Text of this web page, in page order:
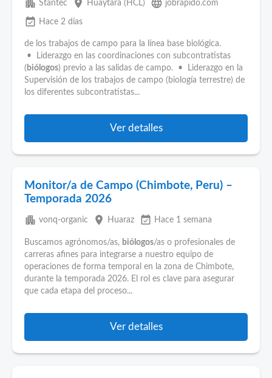
apartment Stantec place Huaytará (HCL) language jobrapido.com
event_available Hace 2 días
de los trabajos de campo para la línea base biológica.
• Liderazgo en las coordinaciones con subcontratistas
( biólogos) previo a las salidas de campo. • Liderazgo en la
Supervisión de los trabajos de campo (biología terrestre) de
los diferentes subcontratistas...
Ver detalles
Monitor/a de Campo (Chimbote, Peru) –
Temporada 2026
apartment vonq-organic place Huaraz event_available Hace 1 semana
Buscamos agrónomos/as, biólogos/as o profesionales de
carreras afines para integrarse a nuestro equipo de
operaciones de forma temporal en la zona de Chimbote,
durante la temporada 2026. El rol es clave para asegurar
que cada etapa del proceso...
Ver detalles